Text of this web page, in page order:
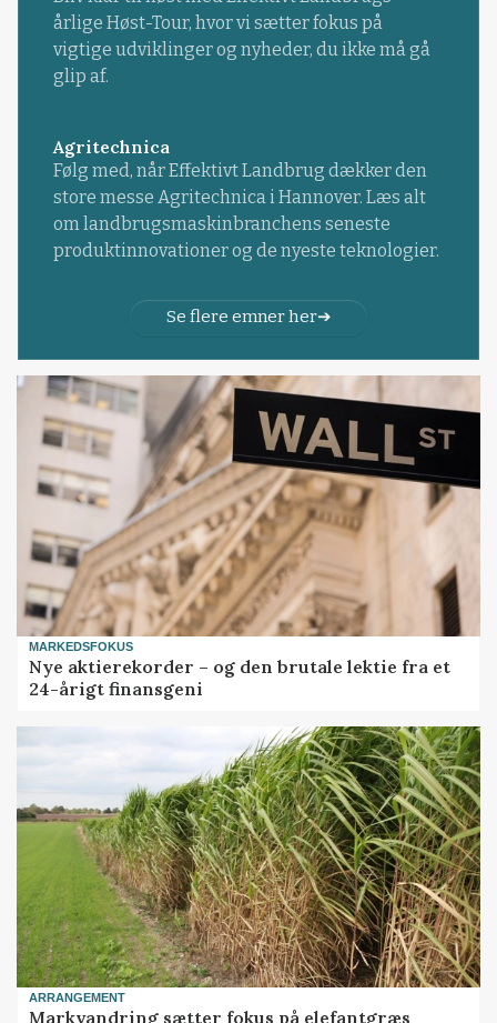
årlige Høst-Tour, hvor vi sætter fokus på
vigtige udviklinger og nyheder, du ikke må gå
glip af.
Agritechnica
Følg med, når Effektivt Landbrug dækker den
store messe Agritechnica i Hannover. Læs alt
om landbrugsmaskinbranchens seneste
produktinnovationer og de nyeste teknologier.
Se flere emner her
MARKEDSFOKUS
Nye aktierekorder – og den brutale lektie fra et
24-årigt finansgeni
ARRANGEMENT
Markvandring sætter fokus på elefantgræs